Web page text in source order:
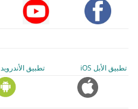
تطبيق الأبل iOS تطبيق الأندرويد Android